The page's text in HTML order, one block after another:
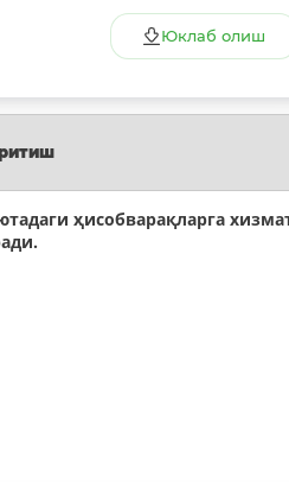
Юклаб олиш
ҳисобварақларга